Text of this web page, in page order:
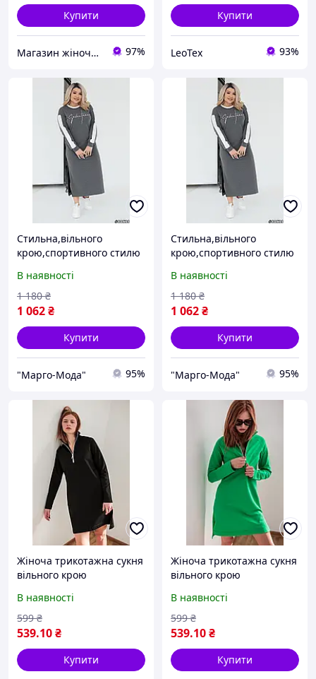
Купити
Магазин жіночого одягу Laconita 97%
Купити
LeoTex 93%
Стильна,вільного
крою,спортивного стилю
В наявності
1 062₴
1 180 ₴
Купити
"Марго-Мода" 95%
Стильна,вільного
крою,спортивного стилю
В наявності
1 062₴
1 180 ₴
Купити
"Марго-Мода" 95%
Жіноча трикотажна сукня
вільного крою
В наявності
539.10₴
599 ₴
Купити
Жіноча трикотажна сукня
вільного крою
В наявності
539.10₴
599 ₴
Купити